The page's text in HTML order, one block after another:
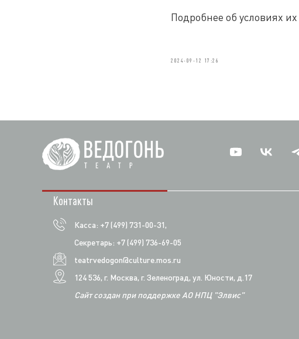
Подробнее об условиях
2024-09-12 17:26
Контакты
Касса: +7 (499) 731-00-31,
Секретарь: +7 (499) 736-69-05
teatrvedogon@culture.mos.ru
124 536, г. Москва, г. Зеленоград, ул. Юности, д.17
Сайт создан при поддержке АО НПЦ "Элвис"